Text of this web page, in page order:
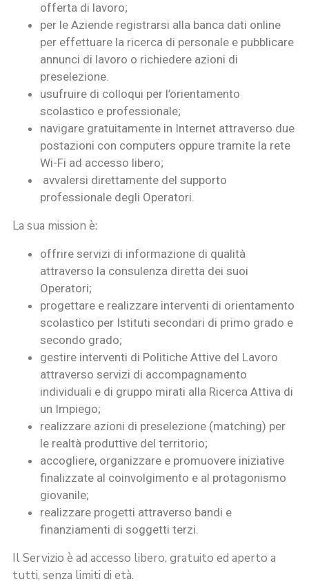
offerta di lavoro;
per le Aziende registrarsi alla banca dati online
per effettuare la ricerca di personale e pubblicare
annunci di lavoro o richiedere azioni di
preselezione.
usufruire di colloqui per l’orientamento
scolastico e professionale;
navigare gratuitamente in Internet attraverso due
postazioni con computers oppure tramite la rete
Wi-Fi ad accesso libero;
avvalersi direttamente del supporto
professionale degli Operatori.
La sua mission è:
offrire servizi di informazione di qualità
attraverso la consulenza diretta dei suoi
Operatori;
progettare e realizzare interventi di orientamento
scolastico per Istituti secondari di primo grado e
secondo grado;
gestire interventi di Politiche Attive del Lavoro
attraverso servizi di accompagnamento
individuali e di gruppo mirati alla Ricerca Attiva di
un Impiego;
realizzare azioni di preselezione (matching) per
le realtà produttive del territorio;
accogliere, organizzare e promuovere iniziative
finalizzate al coinvolgimento e al protagonismo
giovanile;
realizzare progetti attraverso bandi e
finanziamenti di soggetti terzi.
Il Servizio è ad accesso libero, gratuito ed aperto a
tutti, senza limiti di età.